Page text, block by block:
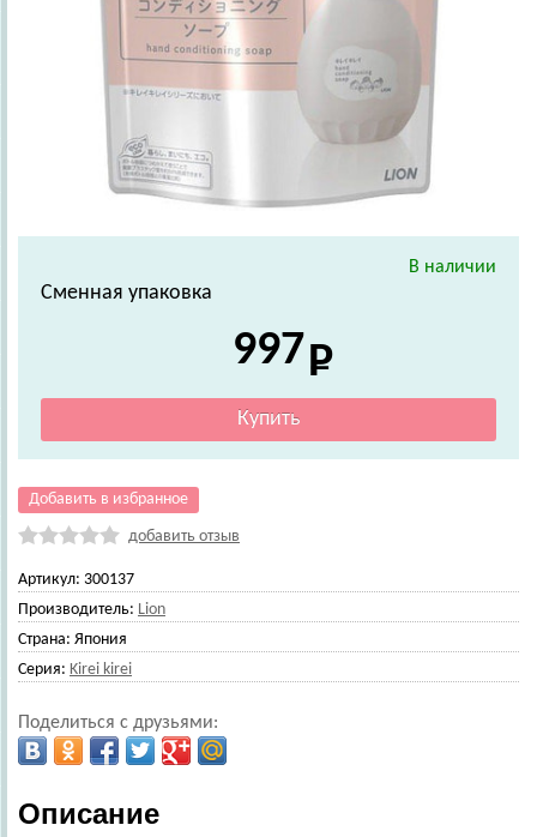
В наличии
Сменная упаковка
997
Добавить в избранное
добавить отзыв
Артикул: 300137
Производитель: Lion
Страна: Япония
Серия: Kirei kirei
Поделиться с друзьями:
Описание